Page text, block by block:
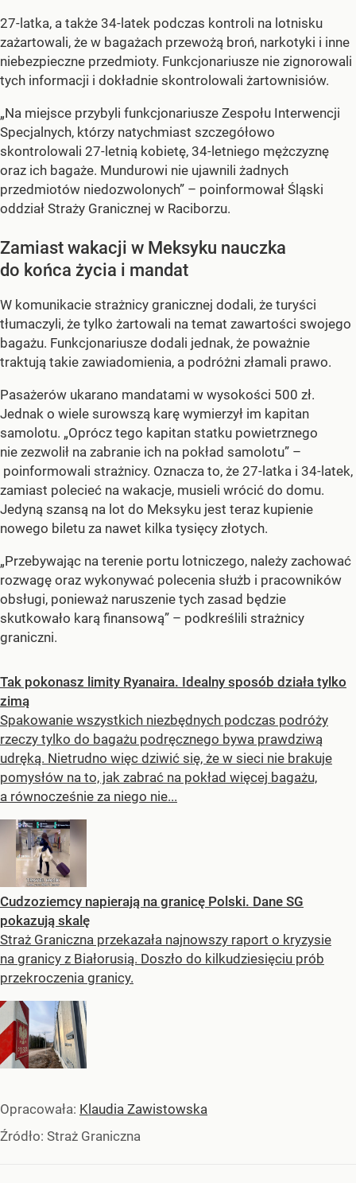
27-latka, a także 34-latek podczas kontroli na lotnisku
zażartowali, że w bagażach przewożą broń, narkotyki i inne
niebezpieczne przedmioty. Funkcjonariusze nie zignorowali
tych informacji i dokładnie skontrolowali żartownisiów.
„Na miejsce przybyli funkcjonariusze Zespołu Interwencji
Specjalnych, którzy natychmiast szczegółowo
skontrolowali 27-letnią kobietę, 34-letniego mężczyznę
oraz ich bagaże. Mundurowi nie ujawnili żadnych
przedmiotów niedozwolonych” – poinformował Śląski
oddział Straży Granicznej w Raciborzu.
Zamiast wakacji w Meksyku nauczka
do końca życia i mandat
W komunikacie strażnicy granicznej dodali, że turyści
tłumaczyli, że tylko żartowali na temat zawartości swojego
bagażu. Funkcjonariusze dodali jednak, że poważnie
traktują takie zawiadomienia, a podróżni złamali prawo.
Pasażerów ukarano mandatami w wysokości 500 zł.
Jednak o wiele surowszą karę wymierzył im kapitan
samolotu. „Oprócz tego kapitan statku powietrznego
nie zezwolił na zabranie ich na pokład samolotu” –
poinformowali strażnicy. Oznacza to, że 27-latka i 34-latek,
zamiast polecieć na wakacje, musieli wrócić do domu.
Jedyną szansą na lot do Meksyku jest teraz kupienie
nowego biletu za nawet kilka tysięcy złotych.
„Przebywając na terenie portu lotniczego, należy zachować
rozwagę oraz wykonywać polecenia służb i pracowników
obsługi, ponieważ naruszenie tych zasad będzie
skutkowało karą finansową” – podkreślili strażnicy
graniczni.
Tak pokonasz limity Ryanaira. Idealny sposób działa tylko
zimą
Spakowanie wszystkich niezbędnych podczas podróży
rzeczy tylko do bagażu podręcznego bywa prawdziwą
udręką. Nietrudno więc dziwić się, że w sieci nie brakuje
pomysłów na to, jak zabrać na pokład więcej bagażu,
a równocześnie za niego nie...
Cudzoziemcy napierają na granicę Polski. Dane SG
pokazują skalę
Straż Graniczna przekazała najnowszy raport o kryzysie
na granicy z Białorusią. Doszło do kilkudziesięciu prób
przekroczenia granicy.
Opracowała: Klaudia Zawistowska
Źródło: Straż Graniczna